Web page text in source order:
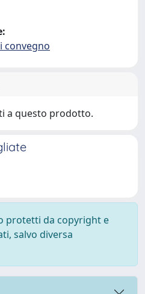
convegno
a questo prodotto.
protetti da copyright e
salvo diversa